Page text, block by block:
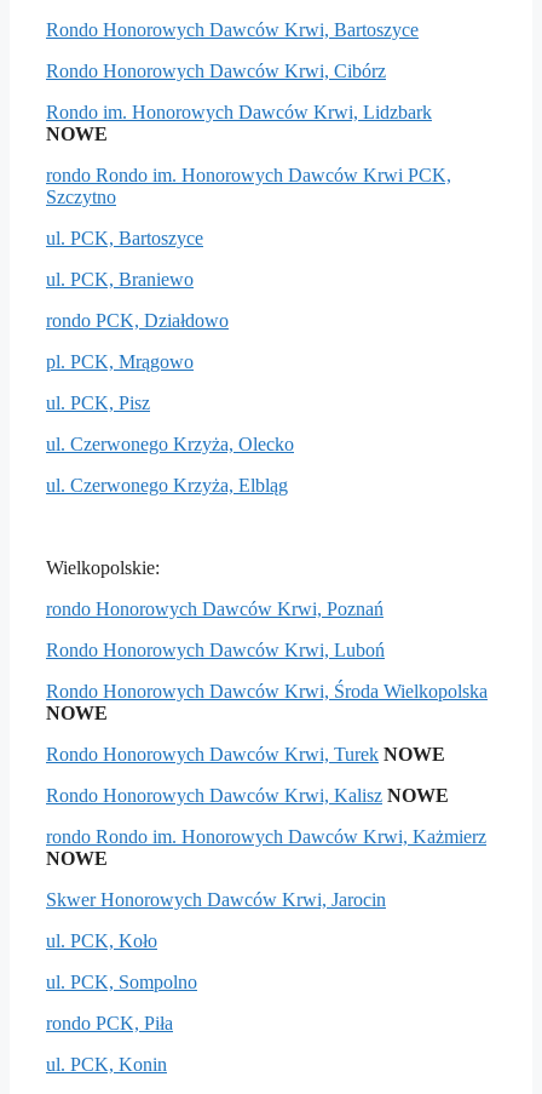
Rondo Honorowych Dawców Krwi, Bartoszyce
Rondo Honorowych Dawców Krwi, Cibórz
Rondo im. Honorowych Dawców Krwi, Lidzbark
NOWE
rondo Rondo im. Honorowych Dawców Krwi PCK,
Szczytno
ul. PCK, Bartoszyce
ul. PCK, Braniewo
rondo PCK, Działdowo
pl. PCK, Mrągowo
ul. PCK, Pisz
ul. Czerwonego Krzyża, Olecko
ul. Czerwonego Krzyża, Elbląg
Wielkopolskie:
rondo Honorowych Dawców Krwi, Poznań
Rondo Honorowych Dawców Krwi, Luboń
Rondo Honorowych Dawców Krwi, Środa Wielkopolska
NOWE
Rondo Honorowych Dawców Krwi, Turek NOWE
Rondo Honorowych Dawców Krwi, Kalisz NOWE
rondo Rondo im. Honorowych Dawców Krwi, Każmierz
NOWE
Skwer Honorowych Dawców Krwi, Jarocin
ul. PCK, Koło
ul. PCK, Sompolno
rondo PCK, Piła
ul. PCK, Konin